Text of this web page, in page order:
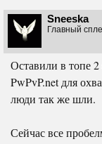
Sneeska
Главный
Оставили в топе
PwPvP.net для
люди так же шли.
Сейчас все